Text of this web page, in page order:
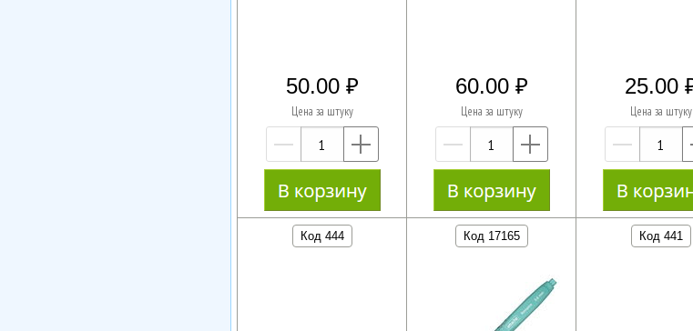
50.00
Цена за штуку
—
60.00
Цена за штуку
—
25.00
Цена за штуку
—
Код 444 Код 17165 Код 441